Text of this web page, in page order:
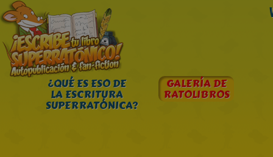
¿QUÉ ES ESO DE
LA ESCRITURA
SUPERRATÓNICA?
GALERÍA DE
RATOLIBROS